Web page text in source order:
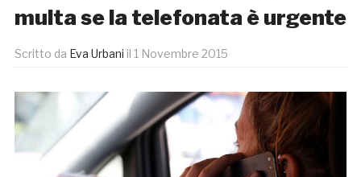
multa se la telefonata è urgente
Scritto da Eva Urbani il 1 Novembre 2015